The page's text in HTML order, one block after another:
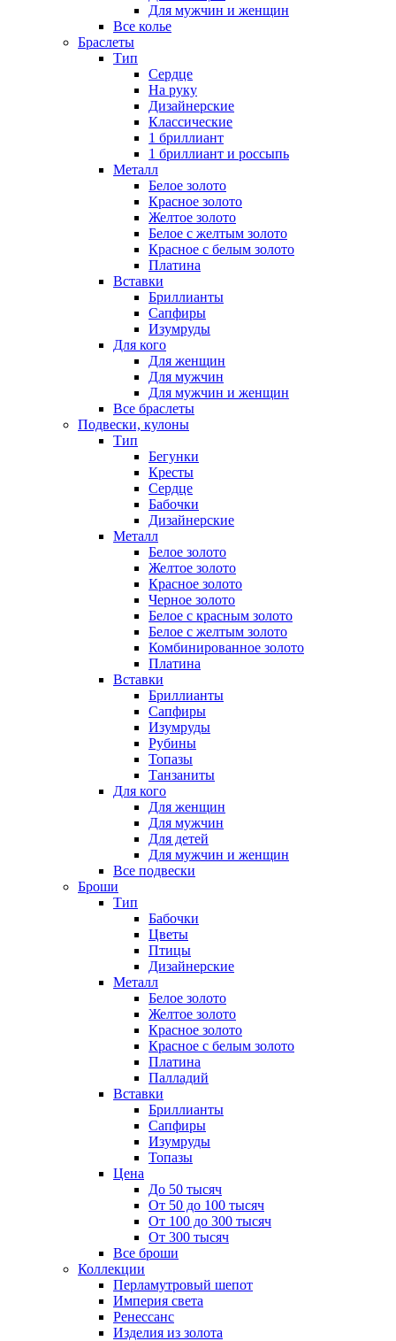
Для мужчин и женщин
Все колье
Браслеты
Тип
Сердце
На руку
Дизайнерские
Классические
1 бриллиант
1 бриллиант и россыпь
Металл
Белое золото
Красное золото
Желтое золото
Белое с желтым золото
Красное с белым золото
Платина
Вставки
Бриллианты
Сапфиры
Изумруды
Для кого
Для женщин
Для мужчин
Для мужчин и женщин
Все браслеты
Подвески, кулоны
Тип
Бегунки
Кресты
Сердце
Бабочки
Дизайнерские
Металл
Белое золото
Желтое золото
Красное золото
Черное золото
Белое с красным золото
Белое с желтым золото
Комбинированное золото
Платина
Вставки
Бриллианты
Сапфиры
Изумруды
Рубины
Топазы
Танзаниты
Для кого
Для женщин
Для мужчин
Для детей
Для мужчин и женщин
Все подвески
Броши
Тип
Бабочки
Цветы
Птицы
Дизайнерские
Металл
Белое золото
Желтое золото
Красное золото
Красное с белым золото
Платина
Палладий
Вставки
Бриллианты
Сапфиры
Изумруды
Топазы
Цена
До 50 тысяч
От 50 до 100 тысяч
От 100 до 300 тысяч
От 300 тысяч
Все броши
Коллекции
Перламутровый шепот
Империя света
Ренессанс
Изделия из золота